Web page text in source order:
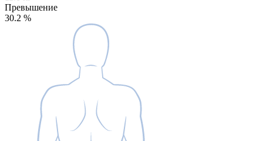
Превышение
30.2 %